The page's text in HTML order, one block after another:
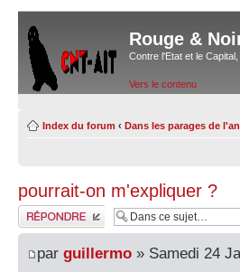
Rouge &
Contre l'Etat et le Capital,
Vers le contenu
Index du forum ‹ Dans les parages de
pourrait-on m'expliquer ?
Répondre
par guillermo » Samedi 24